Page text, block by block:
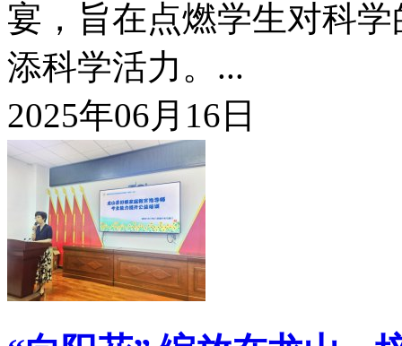
宴，旨在点燃学生对科
添科学活力。...
2025年06月16日